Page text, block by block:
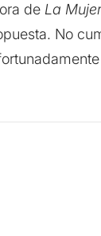
de La
No